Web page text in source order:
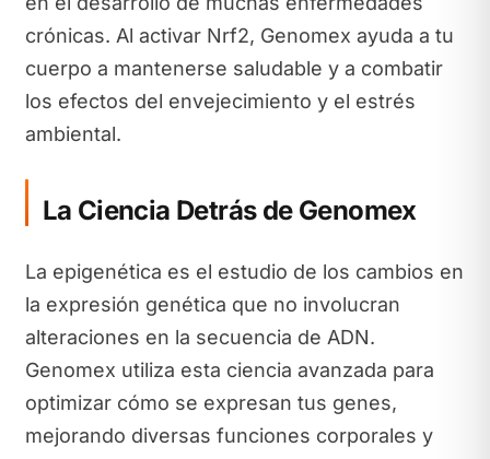
crónicas. Al activar Nrf2, Genomex ayuda a tu
cuerpo a mantenerse saludable y a combatir
los efectos del envejecimiento y el estrés
ambiental.
La Ciencia Detrás de Genomex
La epigenética es el estudio de los cambios en
la expresión genética que no involucran
alteraciones en la secuencia de ADN.
Genomex utiliza esta ciencia avanzada para
optimizar cómo se expresan tus genes,
mejorando diversas funciones corporales y